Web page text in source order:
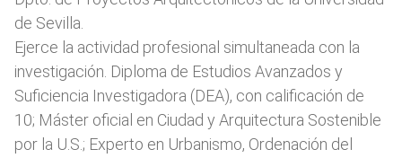
de Sevilla.
Ejerce la actividad profesional simultaneada con la
investigación. Diploma de Estudios Avanzados y
Suficiencia Investigadora (DEA), con calificación de
10; Máster oficial en Ciudad y Arquitectura Sostenible
por la U.S.; Experto en Urbanismo, Ordenación del